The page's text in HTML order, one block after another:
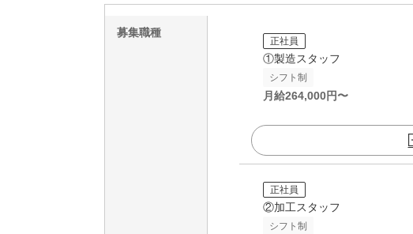
募集職種
正社員
①製造スタッフ
シフト制
月給264,000円〜
正社員
②加工スタッフ
シフト制